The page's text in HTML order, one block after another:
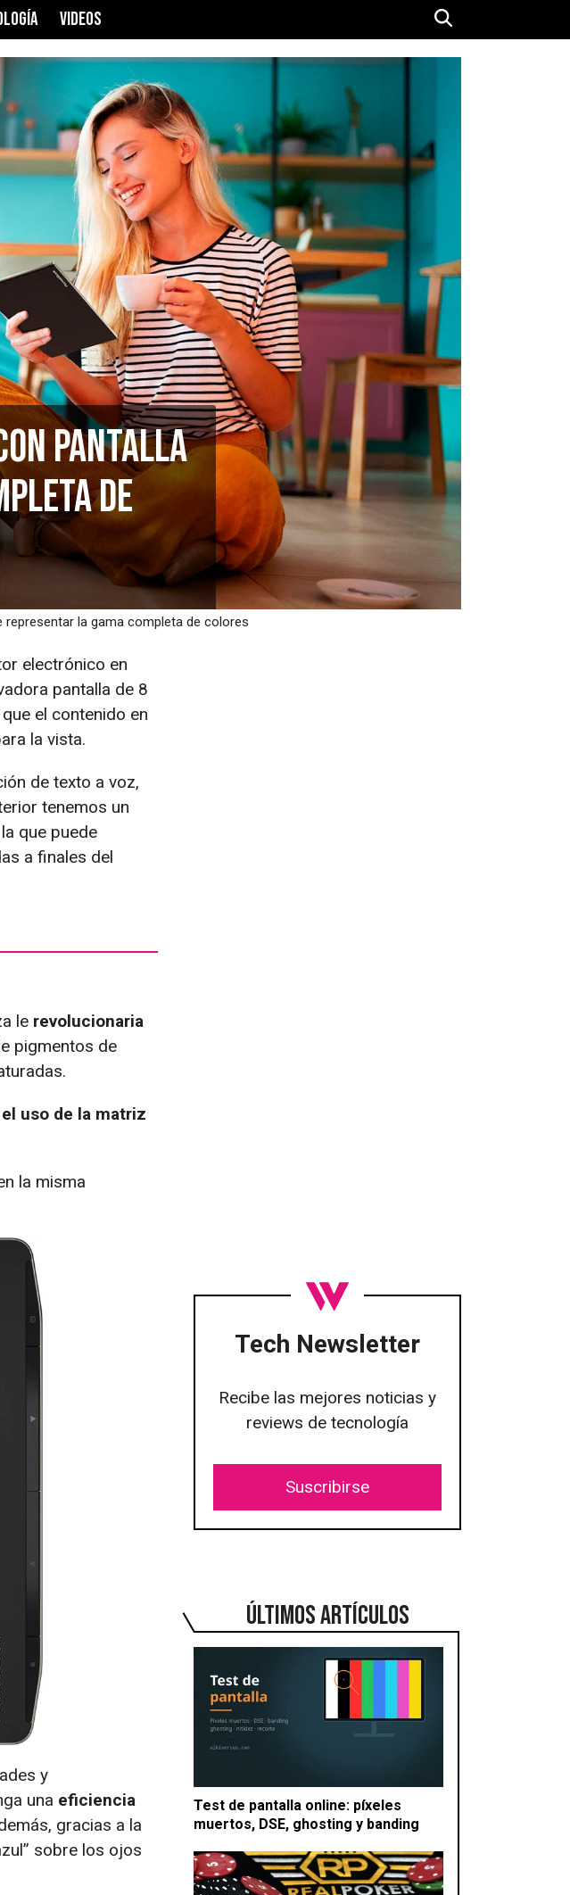
VIDEOS
pantalla
de
representar la gama completa de colores
Tech Newsletter
Recibe las mejores noticias y
reviews de tecnología
Suscribirse
ÚLTIMOS ARTÍCULOS
Test de pantalla online: píxeles
muertos, DSE, ghosting y banding
electrónico en
pantalla de 8
el contenido en
la vista.
de texto a voz,
tenemos un
que puede
a finales del
le revolucionaria
pigmentos de
uso de la matriz
la misma
y
una eficiencia
gracias a la
sobre los ojos